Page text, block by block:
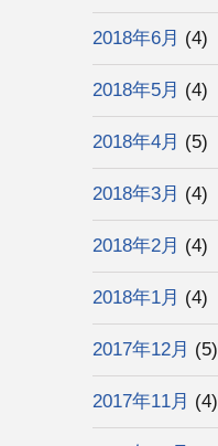
2018年6月 (4)
2018年5月 (4)
2018年4月 (5)
2018年3月 (4)
2018年2月 (4)
2018年1月 (4)
2017年12月 (5)
2017年11月 (4)